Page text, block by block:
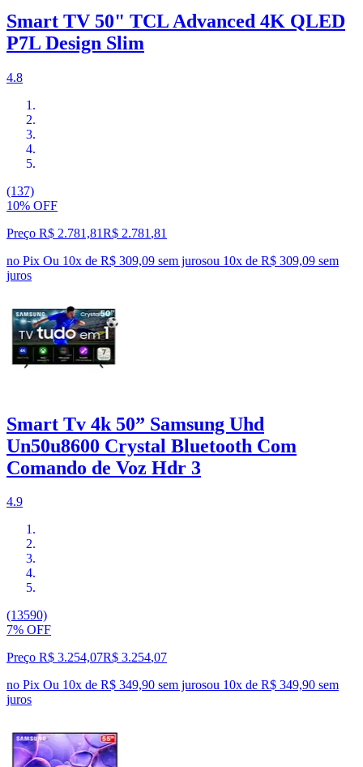
Smart TV 50" TCL Advanced 4K QLED
P7L Design Slim
4.8
(137)
10% OFF
Preço R$ 2.781,81R$ 2.781 ,81
no Pix Ou 10x de R$ 309,09 sem jurosou 10x de R$ 309,09 sem
juros
Smart Tv 4k 50” Samsung Uhd
Un50u8600 Crystal Bluetooth Com
Comando de Voz Hdr 3
4.9
(13590)
7% OFF
Preço R$ 3.254,07R$ 3.254,07
no Pix Ou 10x de R$ 349,90 sem jurosou 10x de R$ 349,90 sem
juros